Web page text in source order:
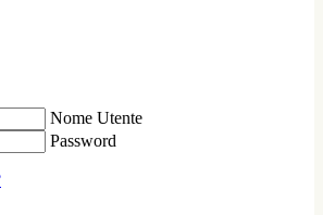
Nome Utente
Password